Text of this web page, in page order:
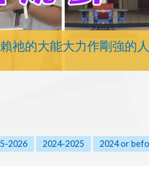
祂的大能大力作剛強的
2026 2024-2025 2024 or